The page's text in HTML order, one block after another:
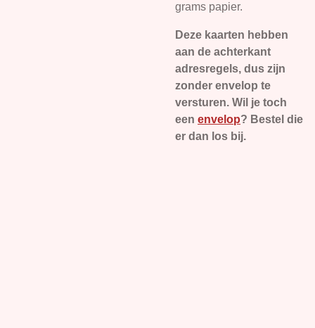
grams papier.
Deze kaarten hebben
aan de achterkant
adresregels, dus zijn
zonder envelop te
versturen. Wil je toch
een envelop? Bestel die
er dan los bij.